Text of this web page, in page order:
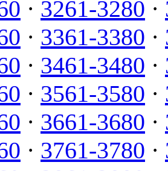
· 3261-3280 ·
· 3361-3380 ·
· 3461-3480 ·
· 3561-3580 ·
· 3661-3680 ·
· 3761-3780 ·